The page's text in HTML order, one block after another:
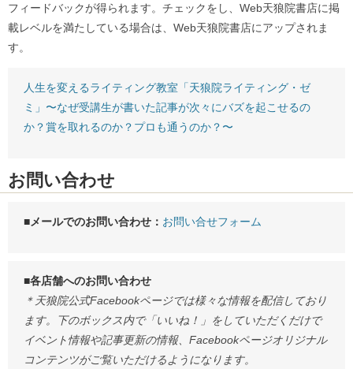
フィードバックが得られます。チェックをし、Web天狼院書店に掲
載レベルを満たしている場合は、Web天狼院書店にアップされま
す。
人生を変えるライティング教室「天狼院ライティング・ゼ
ミ」〜なぜ受講生が書いた記事が次々にバズを起こせるの
か？賞を取れるのか？プロも通うのか？〜
お問い合わせ
■メールでのお問い合わせ： お問い合せフォーム
■各店舗へのお問い合わせ
＊天狼院公式Facebookページでは様々な情報を配信しており
ます。下のボックス内で「いいね！」をしていただくだけで
イベント情報や記事更新の情報、Facebookページオリジナル
コンテンツがご覧いただけるようになります。